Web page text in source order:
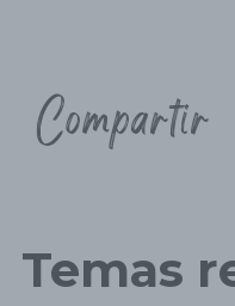
Compartir
Temas